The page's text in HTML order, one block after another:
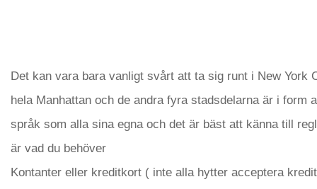
Det kan vara bara vanligt svårt att ta sig runt i New York
hela Manhattan och de andra fyra stadsdelarna är i form
språk som alla sina egna och det är bäst att känna till
är vad du behöver
Kontanter eller kreditkort ( inte alla hytter acceptera